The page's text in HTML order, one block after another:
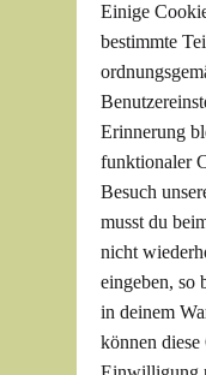
Einige
bestimmte
Erinnerung
funktionaler
Besuch
musst du
nicht
eingeben, so
in deinem
können